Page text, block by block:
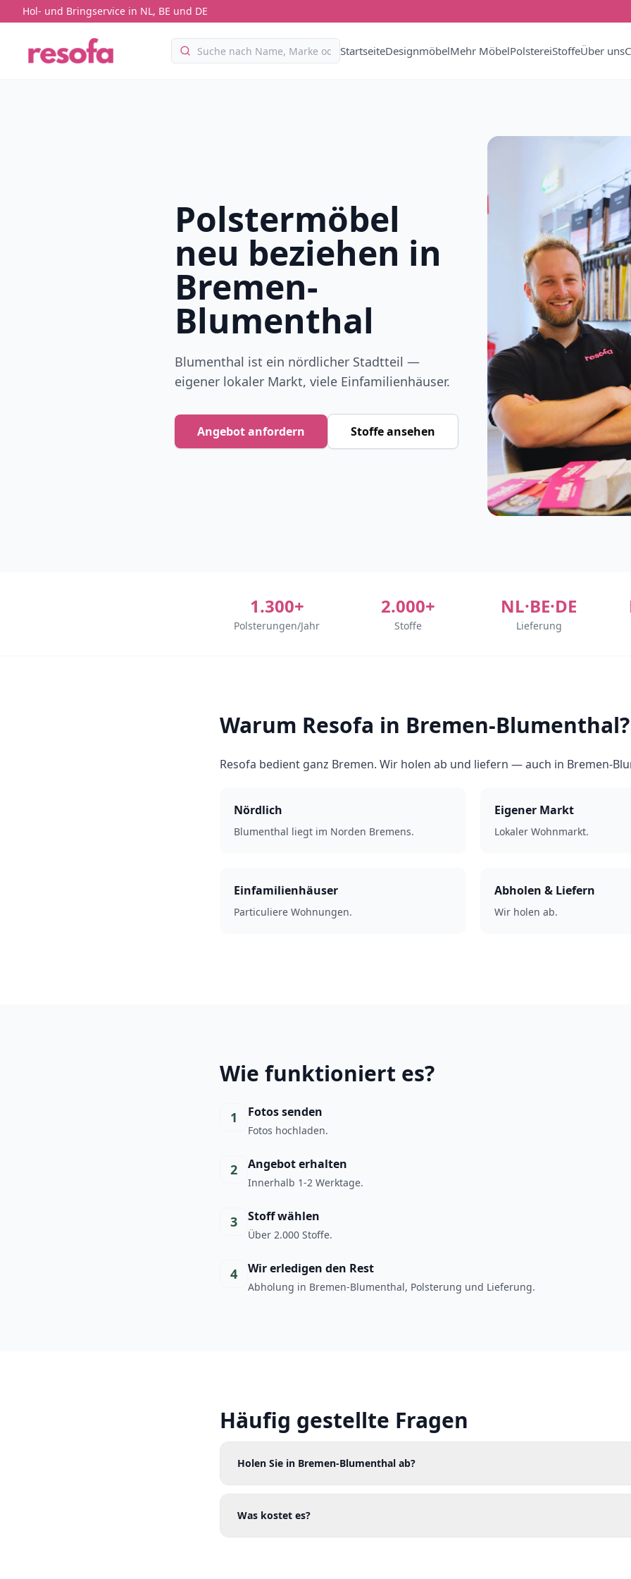
Hol- und Bringservice in NL, BE und DE
StartseiteDesignmöbelMehr MöbelPolstereiStoffeÜber uns
Polstermöbel
neu beziehen in
Bremen-
Blumenthal
Blumenthal ist ein nördlicher Stadtteil —
eigener lokaler Markt, viele Einfamilienhäuser.
Angebot anfordern Stoffe ansehen
1.300+
Polsterungen/Jahr
2.000+
Stoffe
NL·BE·DE
Lieferung
Warum Resofa in Bremen-Blumenthal?
Resofa bedient ganz Bremen. Wir holen ab und liefern — auch in Bremen-
Nördlich
Blumenthal liegt im Norden Bremens.
Eigener Markt
Lokaler Wohnmarkt.
Einfamilienhäuser
Particuliere Wohnungen.
Abholen & Liefern
Wir holen ab.
Wie funktioniert es?
1 Fotos senden
Fotos hochladen.
2 Angebot erhalten
Innerhalb 1-2 Werktage.
3 Stoff wählen
Über 2.000 Stoffe.
4 Wir erledigen den Rest
Abholung in Bremen-Blumenthal, Polsterung und Lieferung.
Häufig gestellte Fragen
Holen Sie in Bremen-Blumenthal ab?
Was kostet es?